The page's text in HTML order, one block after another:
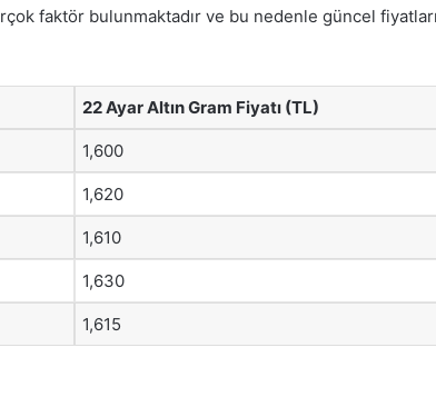
faktör bulunmaktadır ve bu nedenle güncel
22 Ayar Altın Gram Fiyatı (TL)
1,600
1,620
1,610
1,630
1,615